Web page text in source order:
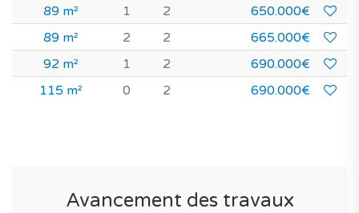
89 m²
1 2
650.000€
89 m²
2 2
665.000€
92 m²
1 2
690.000€
115 m²
0 2 690.000€
Avancement des travaux